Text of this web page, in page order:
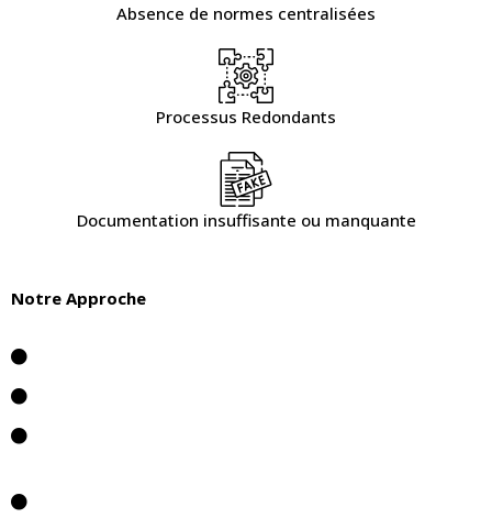
Absence de normes centralisées
Processus Redondants
Documentation insuffisante ou manquante
Notre Approche